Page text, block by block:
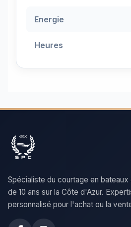
Energie
Heures
Spécialiste du courtage en
de 10 ans sur la Côte d'Azur.
personnalisé pour l'achat ou la